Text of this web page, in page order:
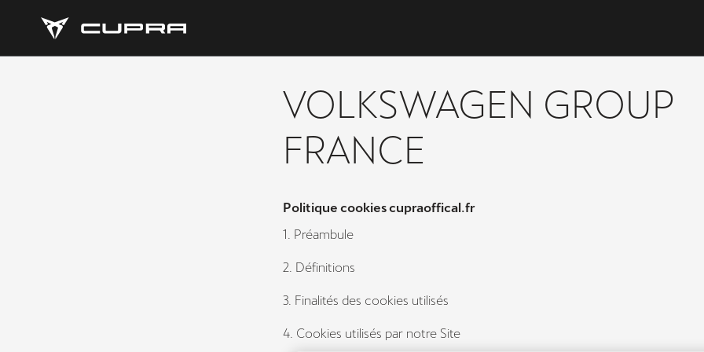
VOLKSWAGEN GROUP
FRANCE
Politique cookies cupraoffical.fr
1. Préambule
2. Définitions
3. Finalités des cookies utilisés
4. Cookies utilisés par notre Site